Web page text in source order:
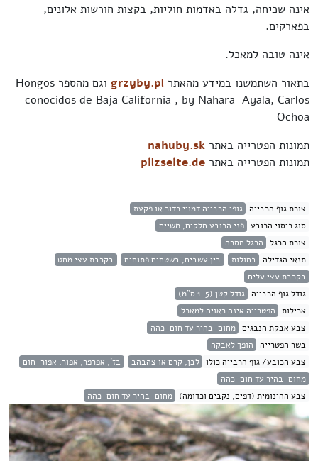
אינה שכיחה, גדלה באדמות חוליות, בקצות חורשות אלונים,
בפארקים.
אינה טובה למאכל.
בתאור השתמשנו במידע מהאתרgrzyby.pl
וגם מהספר Hongos
conocidos de Baja California , by Nahara Ayala, Carlos
Ochoa
תמונות הפטרייה באתרnahuby.sk
תמונות הפטרייה באתרpilzseite.de
צורת גוף הרבייה גופי הרבייה דמויי כדור או פקעת
סוג כיסוי הכובע פני הכובע חלקים, משיים
צורת הרגל הרגל חסרה
תנאי הגדילה בחולות בין עשבים, בשטחים פתוחים
בקרבת עצי מחט
בקרבת עצי עלים
גודל גוף הרבייה גודל קטן (1-5 ס"מ)
אכילות הפטרייה אינה ראויה למאכל
צבע אבקת הנבגים מחום-בהיר עד חום-כהה
בשר הפטרייה הופך לאבקה
צבע הכובע/ גוף הרבייה כולו לבן, קרם או צהבהב
בז', אפרפר, אפור, אפור-חום
מחום-בהיר עד חום-כהה
צבע ההינומית (דפים, נקבים וכדומה) מחום-בהיר עד חום-כהה